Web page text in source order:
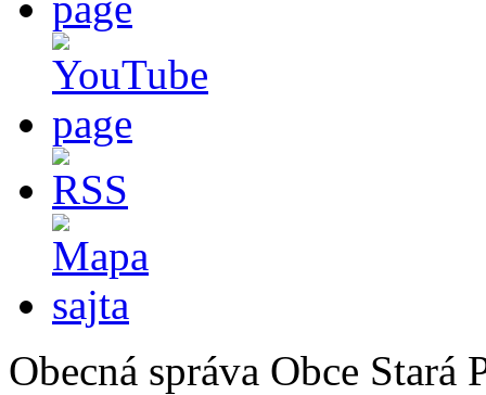
Obecná správa Obce Stará